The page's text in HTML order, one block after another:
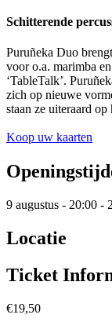
Schitterende
Puruñeka Duo
voor o.a. marimba
‘TableTalk’.
zich op nieuwe
staan ze uiteraard
Koop uw kaarten
9 augustus - 20:00 -
Locatie
Ticket
€19,50